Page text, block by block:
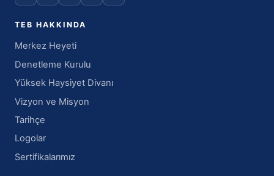
TEB HAKKINDA
Merkez Heyeti
Denetleme Kurulu
Yüksek Haysiyet Divanı
Vizyon ve Misyon
Tarihçe
Logolar
Sertifikalarımız